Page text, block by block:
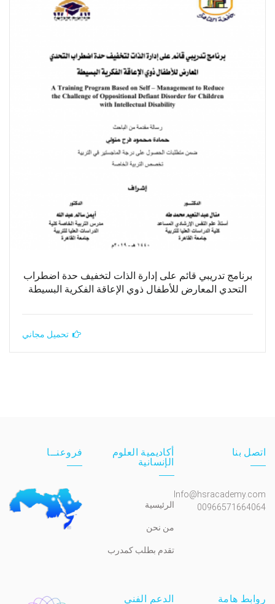
برنامج تدريبي قائم على إدارة الذات لتخفيف حدة اضطراب
التحدي المعارض للأطفال ذوي الإعاقة الفكرية البسيطة
تحميل مجاني
اتصل بنا
Info@hsracademy.com
00966571664064
أكاديمية العلوم
الإنسانية
الرئيسية
من نحن
تقدم بطلب كمدرب
فروعنــا
روابط هامة الدعم الفني